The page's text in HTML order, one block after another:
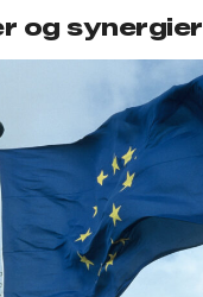
og synergier